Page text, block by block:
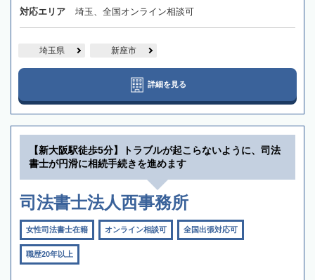
対応エリア 埼玉、全国オンライン相談可
埼玉県 新座市
詳細を見る
【新大阪駅徒歩5分】トラブルが起こらないように、司法
書士が円滑に相続手続きを進めます
司法書士法人西事務所
女性司法書士在籍 オンライン相談可 全国出張対応可
職歴20年以上